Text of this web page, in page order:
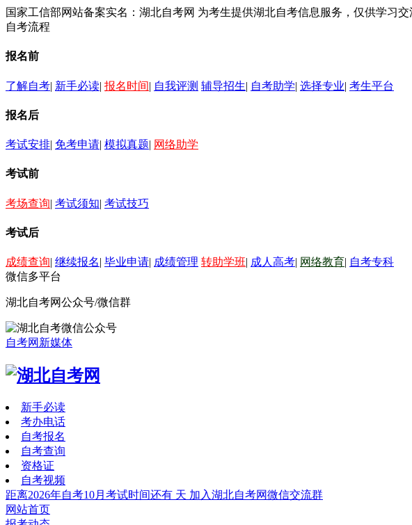
国家工信部网站备案实名：湖北自考网 为考生提供湖北自考信息服务，仅供学习
自考流程
报名前
了解自考| 新手必读| 报名时间| 自我评测 辅导招生| 自考助学| 选择专业| 考生平台
报名后
考试安排| 免考申请| 模拟真题| 网络助学
考试前
考场查询| 考试须知| 考试技巧
考试后
成绩查询| 继续报名| 毕业申请| 成绩管理 转助学班| 成人高考| 网络教育| 自考专科
微信多平台
湖北自考网公众号/微信群
自考网新媒体
新手必读
考办电话
自考报名
自考查询
资格证
自考视频
距离2026年自考10月考试时间还有 天 加入湖北自考网微信交流群
网站首页